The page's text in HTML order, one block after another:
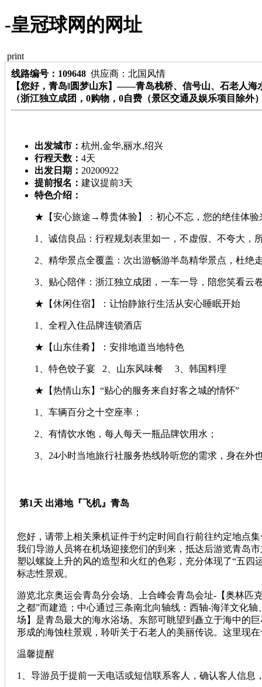
-皇冠球网的网址
print
线路编号：109648 供应商：北国风情
【您好，青岛‖圆梦山东】——青岛栈桥、信号山、石老人
（浙江独立成团，0购物，0自费（景区交通及娱乐项目除外
出发城市： 杭州,金华,丽水,绍兴
行程天数： 4天
出发日期： 20200922
提前报名： 建议提前3天
特色介绍：
★【安心旅途→尊贵体验】：初心不忘，您的绝佳体验
1、诚信良品：行程规划表里如一，不虚假、不夸大，
2、精华景点全覆盖：次出游畅游半岛精华景点，杜绝
3、贴心陪伴：浙江独立成团，一车一导，陪您笑看云
★【休闲住宿】：让怡静旅行生活从安心睡眠开始
1、全程入住品牌连锁酒店
★【山东佳肴】：安排地道当地特色
1、特色饺子宴 2、山东风味餐 3、韩国料理
★【热情山东】“贴心的服务来自好客之城的情怀”
1、车辆百分之十空座率；
2、有情饮水饱，每人每天一瓶品牌饮用水；
3、24小时当地旅行社服务热线聆听您的需求，身在外
第1天 出港地『飞机』青岛
您好，请带上相关乘机证件于约定时间自行前往约定地点
我们导游人员将在机场迎接您们的到来，抵达后游览青岛
塑以螺旋上升的风的造型和火红的色彩，充分体现了“五
标志性景观。
游览北京奥运会青岛分会场、上合峰会青岛会址-【奥林匹
之都”而建造；中心通过三条南北向轴线：西轴-海洋文化
场】是青岛最大的海水浴场。东部可眺望到矗立于海中的
形成的海蚀柱景观，聆听关于石老人的美丽传说。这里现
温馨提醒
1、导游员于提前一天电话或短信联系客人，确认客人信息